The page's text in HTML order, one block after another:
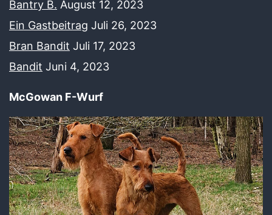
Bantry B. August 12, 2023
Ein Gastbeitrag Juli 26, 2023
Bran Bandit Juli 17, 2023
Bandit Juni 4, 2023
McGowan F-Wurf